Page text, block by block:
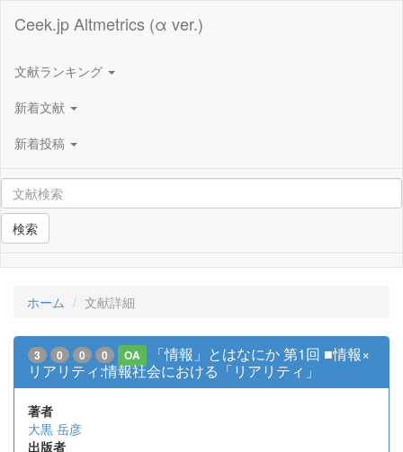
Ceek.jp Altmetrics (α ver.)
文献ランキング
新着文献
新着投稿
検索
ホーム 文献詳細
3 0 0 0 OA
「情報」とはなにか 第1回 ■情報×
リアリティ:情報社会における「リアリティ」
著者
大黒 岳彦
出版者